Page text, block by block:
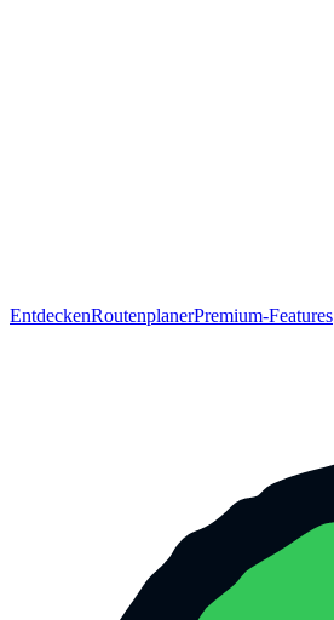
EntdeckenRoutenplanerPremium-Features